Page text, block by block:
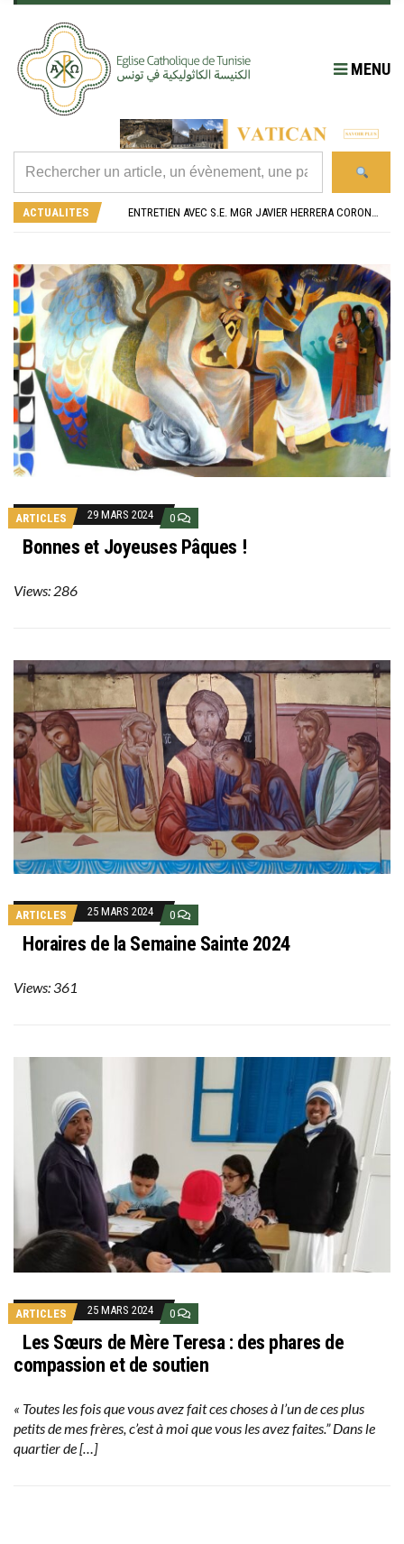
MENU
ACTUALITES
L’ÉCOLE JEANNE D’ARC CÉLÈBRE SES NOUVEAUX BACHELIERS : UNE TRADITION QUI RASSEMBLE
ENTRETIEN AVEC S.E. MGR JAVIER HERRERA CORONA, NONCE APOSTOLIQUE EN ALGÉRIE ET EN TUNISIE
L’ÉCOLE JEANNE D’ARC CÉLÈBRE SES NOUVEAUX BACHELIERS : UNE TRADITION QUI RASSEMBLE
ARTICLES 29 MARS 2024 0
Bonnes et Joyeuses Pâques !
Views: 286
ARTICLES 25 MARS 2024 0
Horaires de la Semaine Sainte 2024
Views: 361
ARTICLES 25 MARS 2024 0
Les Sœurs de Mère Teresa : des phares de
compassion et de soutien
« Toutes les fois que vous avez fait ces choses à l’un de ces plus
petits de mes frères, c’est à moi que vous les avez faites.” Dans le
quartier de […]